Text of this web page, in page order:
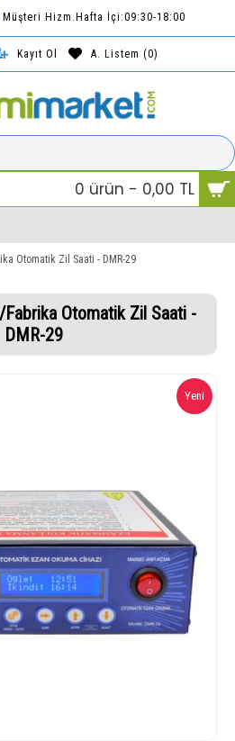
Müşteri Hizm.Hafta İçi:09:30-18:00
Kayıt Ol A. Listem (0)
0 ürün - 0,00 TL
Otomatik Zil Saati - DMR-29
Fabrika Otomatik Zil Saati -
DMR-29
Yeni